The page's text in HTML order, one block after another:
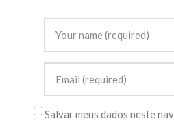
Salvar meus dados neste